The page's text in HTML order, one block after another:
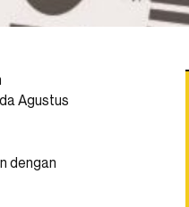
Agustus
dengan